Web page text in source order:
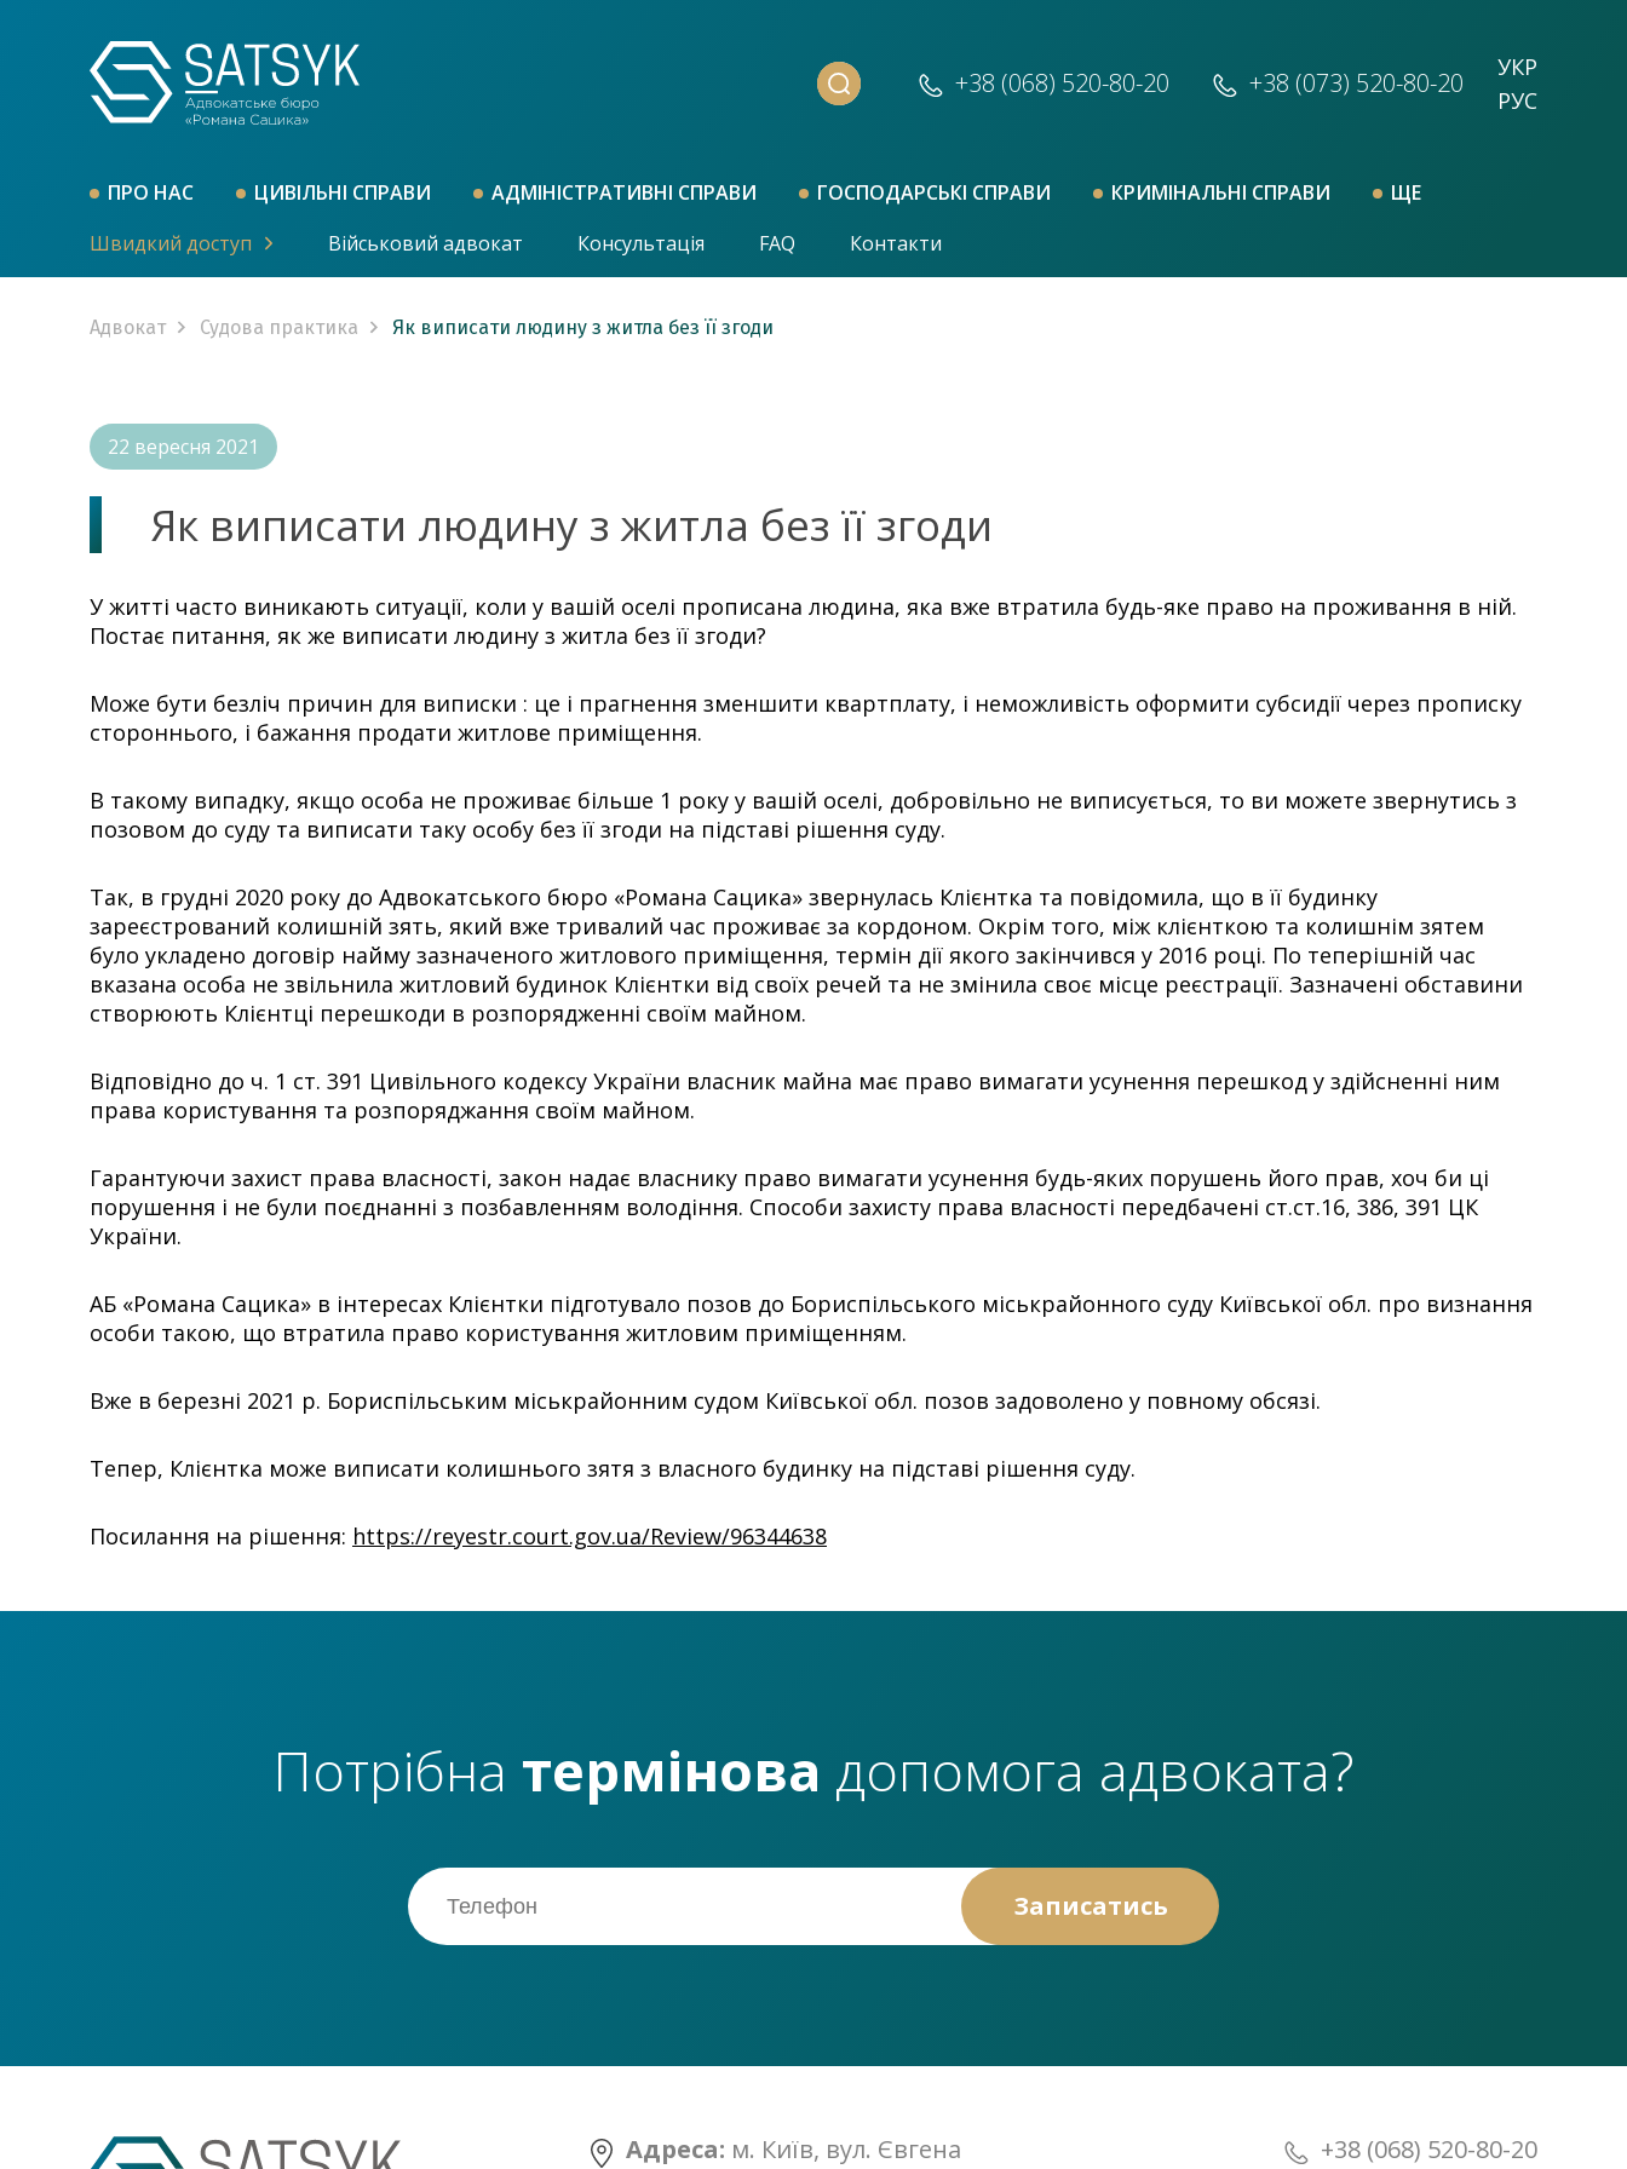
+38 (068) 520-80-20 +38 (073) 520-80-20
РУС
УКР
ПРО НАС ЦИВІЛЬНІ СПРАВИ АДМІНІСТРАТИВНІ СПРАВИ ГОСПОДАРСЬКІ СПРАВИ КРИМІНАЛЬНІ СПРАВИ
ЩЕ
Швидкий доступ
Військовий адвокат Консультація FAQ Контакти
Адвокат Судова практика Як виписати людину з житла без її згоди
22 вересня 2021
Як виписати людину з житла без її згоди
У житті часто виникають ситуації, коли у вашій оселі прописана людина, яка вже втратила будь-яке право на проживання в ній.
Постає питання, як же виписати людину з житла без її згоди?
Може бути безліч причин для виписки : це і прагнення зменшити квартплату, і неможливість оформити субсидії через прописку
стороннього, і бажання продати житлове приміщення.
В такому випадку, якщо особа не проживає більше 1 року у вашій оселі, добровільно не виписується, то ви можете звернутись з
позовом до суду та виписати таку особу без її згоди на підставі рішення суду.
Так, в грудні 2020 року до Адвокатського бюро «Романа Сацика» звернулась Клієнтка та повідомила, що в її будинку
зареєстрований колишній зять, який вже тривалий час проживає за кордоном. Окрім того, між клієнткою та колишнім зятем
було укладено договір найму зазначеного житлового приміщення, термін дії якого закінчився у 2016 році. По теперішній час
вказана особа не звільнила житловий будинок Клієнтки від своїх речей та не змінила своє місце реєстрації. Зазначені обставини
створюють Клієнтці перешкоди в розпорядженні своїм майном.
Відповідно до ч. 1 ст. 391 Цивільного кодексу України власник майна має право вимагати усунення перешкод у здійсненні ним
права користування та розпоряджання своїм майном.
Гарантуючи захист права власності, закон надає власнику право вимагати усунення будь-яких порушень його прав, хоч би ці
порушення і не були поєднанні з позбавленням володіння. Способи захисту права власності передбачені ст.ст.16, 386, 391 ЦК
України.
АБ «Романа Сацика» в інтересах Клієнтки підготувало позов до Бориспільського міськрайонного суду Київської обл. про визнання
особи такою, що втратила право користування житловим приміщенням.
Вже в березні 2021 р. Бориспільським міськрайонним судом Київської обл. позов задоволено у повному обсязі.
Тепер, Клієнтка може виписати колишнього зятя з власного будинку на підставі рішення суду.
Посилання на рішення: https://reyestr.court.gov.ua/Review/96344638
Потрібна термінова допомога адвоката?
Адреса: м. Київ, вул. Євгена
+38 (068) 520-80-20